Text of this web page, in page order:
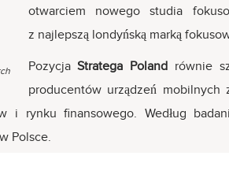
otwarciem nowego studia
z najlepszą londyńską marką
PozycjaStratega Poland równie
producentów urządzeń
rynku finansowego. Według
Polsce.